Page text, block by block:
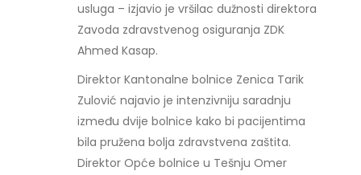
usluga – izjavio je vršilac dužnosti direktora
Zavoda zdravstvenog osiguranja ZDK
Ahmed Kasap.
Direktor Kantonalne bolnice Zenica Tarik
Zulović najavio je intenzivniju saradnju
između dvije bolnice kako bi pacijentima
bila pružena bolja zdravstvena zaštita.
Direktor Opće bolnice u Tešnju Omer